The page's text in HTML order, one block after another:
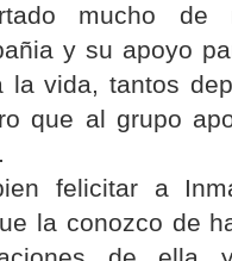
mucho de
y su apoyo
la vida, tantos
que al grupo
felicitar a
la conozco de